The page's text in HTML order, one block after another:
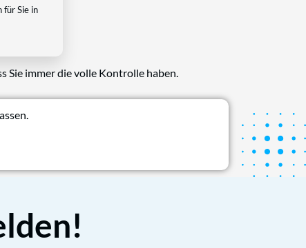
für Sie in
Sie immer die volle Kontrolle haben.